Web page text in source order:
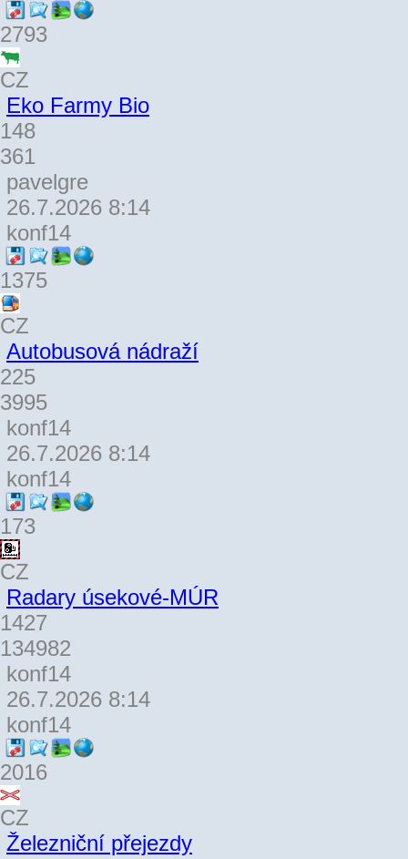
2793
CZ
Eko Farmy Bio
148
361
pavelgre
26.7.2026 8:14
konf14
1375
CZ
Autobusová nádraží
225
3995
konf14
26.7.2026 8:14
konf14
173
CZ
Radary úsekové-MÚR
1427
134982
konf14
26.7.2026 8:14
konf14
2016
CZ
Železniční přejezdy